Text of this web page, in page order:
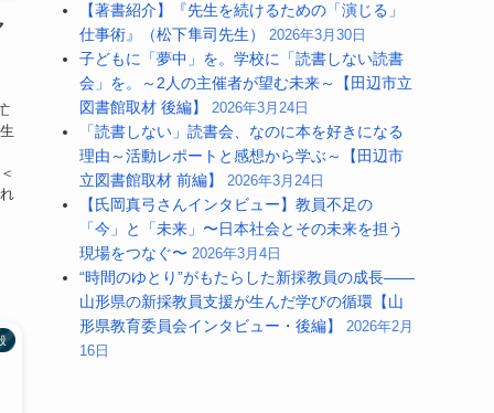
【著書紹介】『先生を続けるための「演じる」
仕事術』（松下隼司先生） 2026年3月30日
子どもに「夢中」を。学校に「読書しない読書
会」を。～2人の主催者が望む未来～【田辺市立
図書館取材 後編】 2026年3月24日
「読書しない」読書会、なのに本を好きになる
理由～活動レポートと感想から学ぶ～【田辺市
立図書館取材 前編】 2026年3月24日
【氏岡真弓さんインタビュー】教員不足の
「今」と「未来」〜日本社会とその未来を担う
現場をつなぐ〜 2026年3月4日
“時間のゆとり”がもたらした新採教員の成長――
山形県の新採教員支援が生んだ学びの循環【山
形県教育委員会インタビュー・後編】 2026年2月
16日